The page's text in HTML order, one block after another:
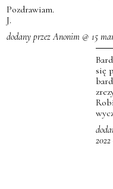
Pozdrawiam.
J.
dodany przez Anonim @ 15
się
2022